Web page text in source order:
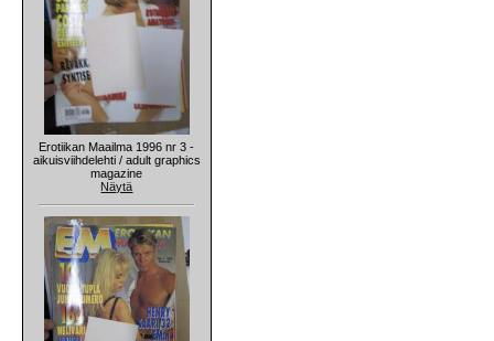
Erotiikan Maailma 1996 nr 3 -
aikuisviihdelehti / adult graphics
magazine
Näytä